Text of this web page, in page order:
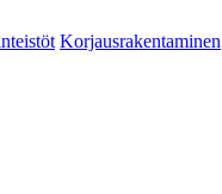
Korjausrakentaminen